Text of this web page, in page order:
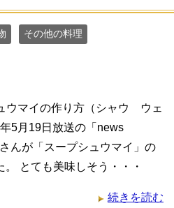
その他の料理
ウマイの作り方（シャウ ウェ
5月19日放送の「news
んが「スープシュウマイ」の
とても美味しそう・・・
続きを読む